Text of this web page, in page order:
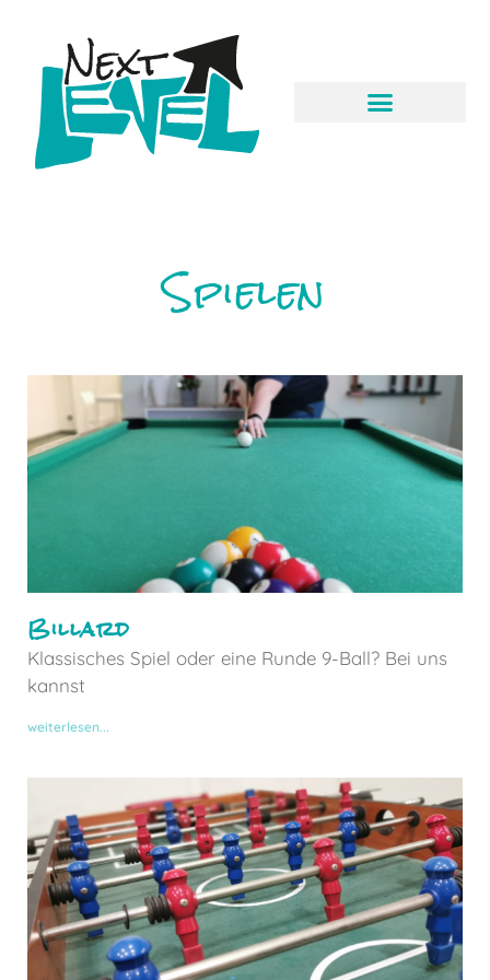
Spielen
Billard
Klassisches Spiel oder eine Runde 9-Ball? Bei uns
kannst
weiterlesen...